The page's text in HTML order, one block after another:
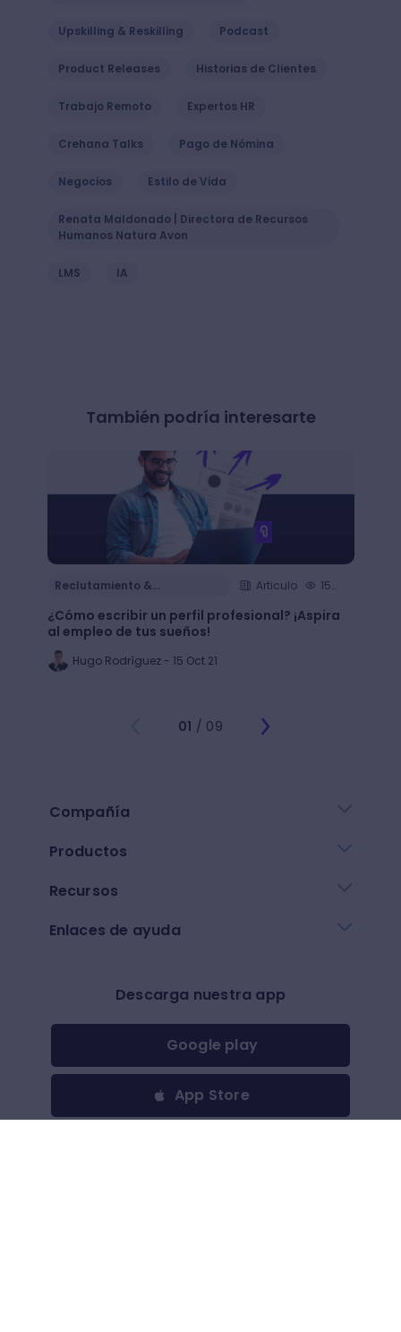
Upskilling & Reskilling Podcast
Product Releases Historias de Clientes
Trabajo Remoto Expertos HR
Crehana Talks Pago de Nómina
Negocios Estilo de Vida
Renata Maldonado | Directora de Recursos
Humanos Natura Avon
LMS IA
También podría interesarte
Reclutamiento &
Articulo
15
¿Cómo escribir un perfil profesional? ¡Aspira
al empleo de tus sueños!
Hugo Rodríguez - 15 Oct 21
01 / 09
Compañía
Productos
Recursos
Enlaces de ayuda
Descarga nuestra app
Google play
App Store